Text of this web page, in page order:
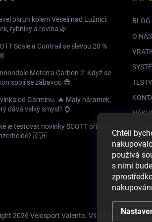
Chtěli
používá
s nimi
okruh kolem Veselí nad Lužnicí:
rybníky a rovina 🌿
Scale a Contrail se slevou 20 %
Moterra Carbon 2: Když se
spojí se zábavou 😎
od Garminu. 🔥 Malý náramek,
dává velký smysl? ⌚️
je testovat novinky SCOTT přímo v
🇨🇭
BLOG
O NÁS
SERVIS
CENY
GDPR
2026 Velosport Valenta. Všechna práva